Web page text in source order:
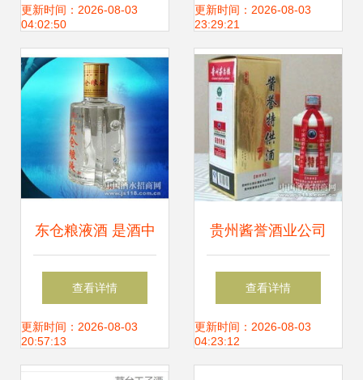
更新时间：2026-08-03
04:02:50
揭秘酒精与激素的
致命关联
更新时间：2026-08-03
23:29:21
东仓粮液酒 是酒中
珍品，还是饮品新
宠？
查看详情
更新时间：2026-08-03
20:57:13
贵州酱誉酒业公司
酱誉特供酒火热招
商，开启饮料市场
查看详情
更新时间：2026-08-03
04:23:12